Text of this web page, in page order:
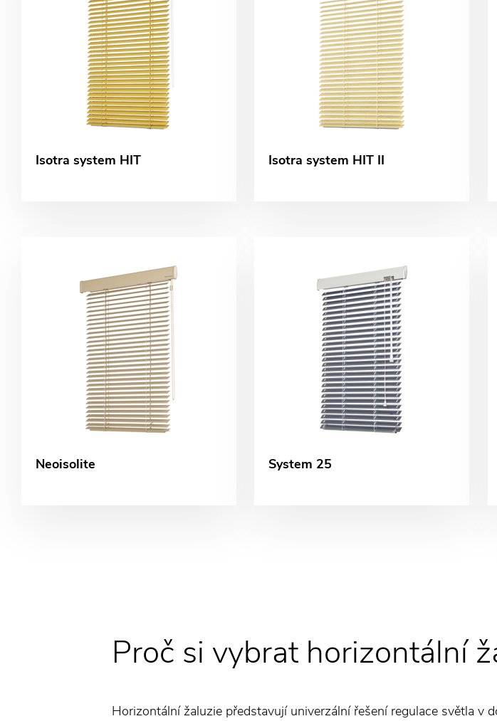
Isotra system HIT Isotra system HIT II
Neoisolite System 25
Proč si vybrat horizontální
Horizontální žaluzie představují univerzální řešení regulace světla v